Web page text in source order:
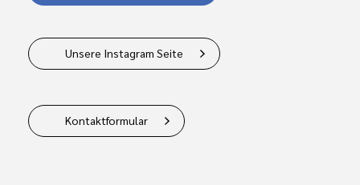
Unsere Instagram Seite
Kontaktformular